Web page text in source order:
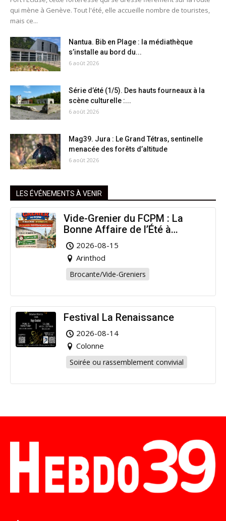
qui mène à Genève. Tout l'été, elle accueille nombre de touristes,
mais ce...
Nantua. Bib en Plage : la médiathèque
s’installe au bord du...
6 août 2026
Série d’été (1/5). Des hauts fourneaux à la
scène culturelle :...
6 août 2026
Mag39. Jura : Le Grand Tétras, sentinelle
menacée des forêts d’altitude
6 août 2026
LES ÉVÉNEMENTS À VENIR
Vide-Grenier du FCPM : La
Bonne Affaire de l’Été à
Arinthod !
2026-08-15
Arinthod
Brocante/Vide-Greniers
Festival La Renaissance
2026-08-14
Colonne
Soirée ou rassemblement convivial